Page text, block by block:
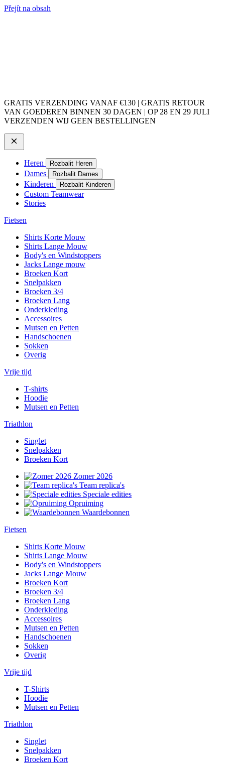
Přejít na obsah
GRATIS VERZENDING VANAF €130 | GRATIS RETOUR
VAN GOEDEREN BINNEN 30 DAGEN | OP 28 EN 29 JULI
VERZENDEN WIJ GEEN BESTELLINGEN
Heren Rozbalit Heren
Dames Rozbalit Dames
Kinderen Rozbalit Kinderen
Custom Teamwear
Stories
Fietsen
Shirts Korte Mouw
Shirts Lange Mouw
Body's en Windstoppers
Jacks Lange mouw
Broeken Kort
Snelpakken
Broeken 3/4
Broeken Lang
Onderkleding
Accessoires
Mutsen en Petten
Handschoenen
Sokken
Overig
Vrije tijd
T-shirts
Hoodie
Mutsen en Petten
Triathlon
Singlet
Snelpakken
Broeken Kort
Zomer 2026
Team replica's
Speciale edities
Opruiming
Waardebonnen
Fietsen
Shirts Korte Mouw
Shirts Lange Mouw
Body's en Windstoppers
Jacks Lange Mouw
Broeken Kort
Broeken 3/4
Broeken Lang
Onderkleding
Accessoires
Mutsen en Petten
Handschoenen
Sokken
Overig
Vrije tijd
T-Shirts
Hoodie
Mutsen en Petten
Triathlon
Singlet
Snelpakken
Broeken Kort